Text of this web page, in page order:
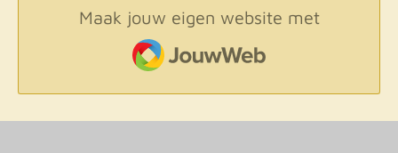
Maak jouw eigen website met
JouwWeb